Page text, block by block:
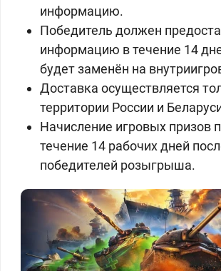
информацию.
Победитель должен
информацию в течение 14
будет заменён на
Доставка осуществляется
территории России и
Начисление игровых призов
течение 14 рабочих дней
победителей розыгрыша.